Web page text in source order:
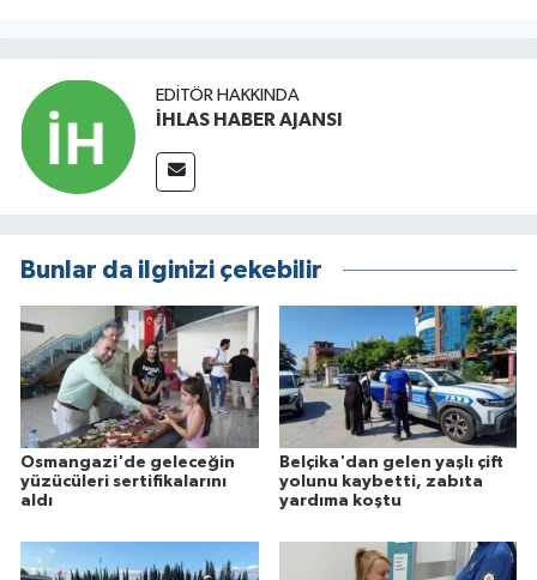
EDITÖR HAKKINDA
İHLAS HABER AJANSI
Bunlar da ilginizi çekebilir
Osmangazi'de geleceğin
yüzücüleri sertifikalarını
aldı
Belçika'dan gelen yaşlı çift
yolunu kaybetti, zabıta
yardıma koştu